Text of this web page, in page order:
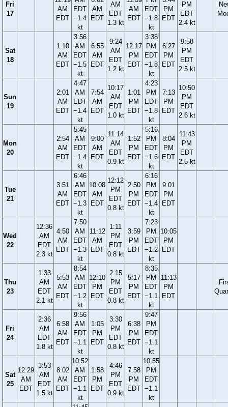
Fri
17
AM
EDT
EDT
−1.4
kt
AM
EDT
AM
EDT
1.3 kt
AM
EDT
EDT
−1.8
kt
PM
EDT
PM
EDT
2.4 kt
Sat
18
1:10
AM
EDT
3:56
AM
EDT
−1.5
kt
6:55
AM
EDT
9:24
AM
EDT
1.2 kt
12:17
PM
EDT
3:38
PM
EDT
−1.8
kt
6:27
PM
EDT
9:58
PM
EDT
2.5 kt
Sun
19
2:01
AM
EDT
4:47
AM
EDT
−1.4
kt
7:54
AM
EDT
10:17
AM
EDT
1.0 kt
1:01
PM
EDT
4:23
PM
EDT
−1.8
kt
7:13
PM
EDT
10:50
PM
EDT
2.6 kt
Mon
20
2:54
AM
EDT
5:45
AM
EDT
−1.4
kt
9:00
AM
EDT
11:14
AM
EDT
0.9 kt
1:52
PM
EDT
5:16
PM
EDT
−1.6
kt
8:04
PM
EDT
11:43
PM
EDT
2.5 kt
Tue
21
3:51
AM
EDT
6:46
AM
EDT
−1.3
kt
10:08
AM
EDT
12:12
PM
EDT
0.8 kt
2:50
PM
EDT
6:16
PM
EDT
−1.4
kt
9:01
PM
EDT
Wed
22
12:36
AM
EDT
2.3 kt
4:50
AM
EDT
7:50
AM
EDT
−1.3
kt
11:12
AM
EDT
1:11
PM
EDT
0.8 kt
3:59
PM
EDT
7:23
PM
EDT
−1.2
kt
10:05
PM
EDT
Thu
23
1:33
AM
EDT
2.1 kt
5:53
AM
EDT
8:54
AM
EDT
−1.2
kt
12:10
PM
EDT
2:15
PM
EDT
0.8 kt
5:17
PM
EDT
8:35
PM
EDT
−1.1
kt
11:13
PM
EDT
Fri
24
2:36
AM
EDT
1.8 kt
6:58
AM
EDT
9:56
AM
EDT
−1.1
kt
1:05
PM
EDT
3:30
PM
EDT
0.8 kt
6:38
PM
EDT
9:47
PM
EDT
−1.1
kt
Sat
25
12:29
AM
EDT
3:53
AM
EDT
1.5 kt
8:02
AM
EDT
10:52
AM
EDT
−1.1
kt
1:58
PM
EDT
4:46
PM
EDT
0.9 kt
7:58
PM
EDT
10:55
PM
EDT
−1.1
kt